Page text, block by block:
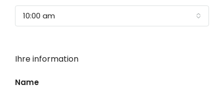
10:00 am
Ihre information
Name